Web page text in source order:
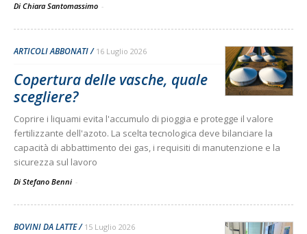
Di Chiara Santomassimo -
ARTICOLI ABBONATI 16 Luglio 2026
Copertura delle vasche, quale
scegliere?
Coprire i liquami evita l'accumulo di pioggia e protegge il valore
fertilizzante dell'azoto. La scelta tecnologica deve bilanciare la
capacità di abbattimento dei gas, i requisiti di manutenzione e la
sicurezza sul lavoro
Di Stefano Benni -
BOVINI DA LATTE 15 Luglio 2026